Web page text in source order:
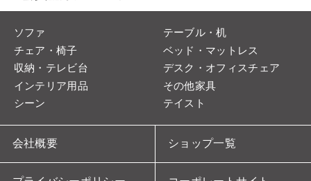
会社概要 ショップ一覧
ソファ
テーブル・机
チェア・椅子
ベッド・マットレス
収納・テレビ台
デスク・オフィスチェア
インテリア用品
その他家具
シーン
テイスト